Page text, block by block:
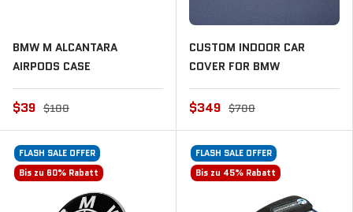
BMW M ALCANTARA
AIRPODS CASE
$39 $100
CUSTOM INDOOR CAR
COVER FOR BMW
$349 $700
FLASH SALE OFFER
Bis zu 60% Rabatt
FLASH SALE OFFER
Bis zu 45% Rabatt